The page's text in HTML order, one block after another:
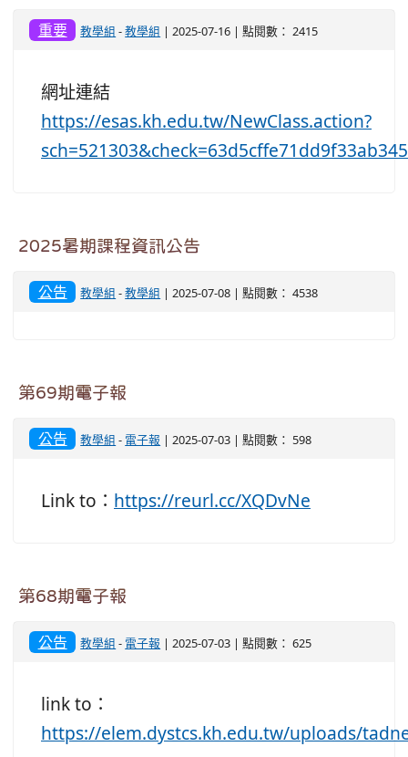
重要 教學組 -教學組 | 2025-07-16 | 點閱數： 2415
網址連結
https://esas.kh.edu.tw/NewClass.action?
2025暑期課程資訊公告
公告 教學組 -教學組 | 2025-07-08 | 點閱數： 4538
第69期電子報
公告 教學組 - 電子報 | 2025-07-03 | 點閱數： 598
Link to： https://reurl.cc/XQDvNe
第68期電子報
公告 教學組 - 電子報 | 2025-07-03 | 點閱數： 625
link to：
https://elem.dystcs.kh.edu.tw/uploads/